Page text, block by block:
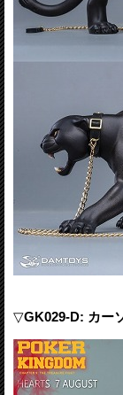
▽GK029-D: カー